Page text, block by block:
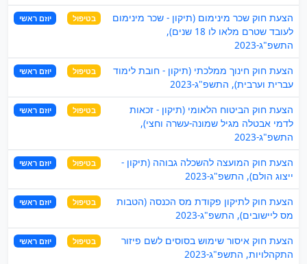
הצעת חוק שכר מינימום (תיקון - שכר מינימום
לעובד שטרם מלאו לו 18 שנים),
התשפ"ג-2023
בטיפול יוזם ראשי
הצעת חוק חינוך ממלכתי (תיקון - חובת לימוד
עברית וערבית), התשפ"ג-2023
בטיפול יוזם ראשי
הצעת חוק הביטוח הלאומי (תיקון - זכאות
לדמי אבטלה מגיל שמונה-עשרה וחצי),
התשפ"ג-2023
בטיפול יוזם ראשי
הצעת חוק המועצה להשכלה גבוהה (תיקון -
ייצוג הולם), התשפ"ג-2023
בטיפול יוזם ראשי
הצעת חוק לתיקון פקודת מס הכנסה (הטבות
מס ליישובים), התשפ"ג-2023
בטיפול יוזם ראשי
הצעת חוק איסור שימוש בסוסים לשם פיזור
התקהלויות, התשפ"ג-2023
בטיפול יוזם ראשי